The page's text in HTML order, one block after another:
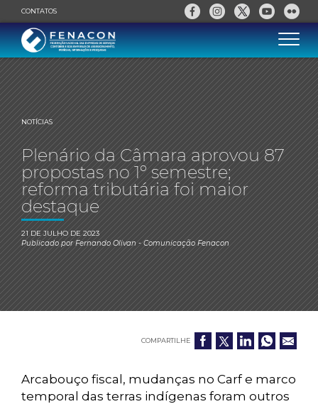
CONTATOS
NOTÍCIAS
Plenário da Câmara aprovou 87
propostas no 1º semestre;
reforma tributária foi maior
destaque
21 DE JULHO DE 2023
Publicado porFernando Olivan- Comunicação Fenacon
COMPARTILHE
Arcabouço fiscal, mudanças no Carf e marco
temporal das terras indígenas foram outros